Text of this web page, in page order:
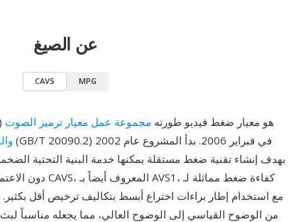
عن الصيغ
CAVS MPG
CAVS (معيار الصوت والفيديو الصيني) هو معيار ضغط فيديو طورته مجموعة عمل معيار ترميز الصوت
بهدف إنشاء تقنية ضغط مستقلة يمكنها خدمة البنية التحتية
دون الاعتماد على ترميزات مرخصة أجنبياً. يحقق CAVS، المعروف أيضاً بـ AVS1، كفاءة ضغط مماثلة لـ
من الوضوح القياسي إلى الوضوح العالي، مما يجعله مناسباً